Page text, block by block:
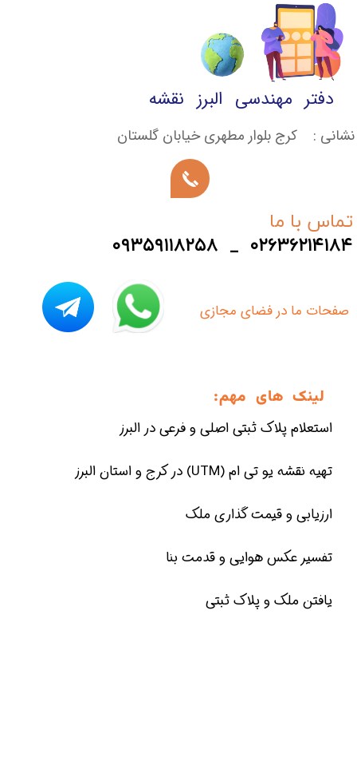
★★★
دفتر مهندسی البرز نقشه
نشانی : کرج بلوار مطهری خیابان گلستان
تماس با ما
۰۹۳۵۹۱۱۸۲۵۸ _ ۰۲۶۳۶۲۱۴۱۸۴
​صفحات ما در فضای مجازی
لینک های مهم:
استعلام پلاک ثبتی اصلی و فرعی در البرز
تهیه نقشه یو تی ام (UTM) در کرج و استان البرز
ارزیابی و قیمت گذاری ملک
تفسیر عکس هوایی و قدمت بنا
یافتن ملک و پلاک ثبتی